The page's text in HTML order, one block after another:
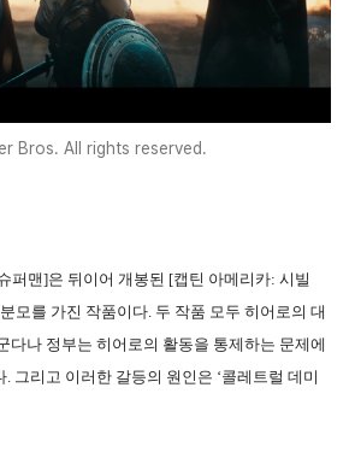
Bros. All rights reserved.
퍼맨]은 뒤이어 개봉된 [캡틴 아메리카: 시빌
모를 가진 작품이다. 두 작품 모두 히어로의 대
다나 정부는 히어로의 활동을 통제하는 문제에
그리고 이러한 갈등의 원인은 ‘콜레트럴 데미